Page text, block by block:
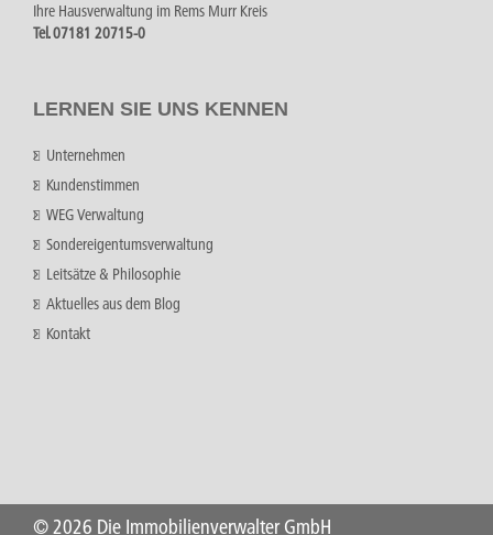
Ihre Hausverwaltung im Rems Murr Kreis
Tel. 07181 20715-0
LERNEN SIE UNS KENNEN
Unternehmen
Kundenstimmen
WEG Verwaltung
Sondereigentumsverwaltung
Leitsätze & Philosophie
Aktuelles aus dem Blog
Kontakt
©2026 Die Immobilienverwalter GmbH